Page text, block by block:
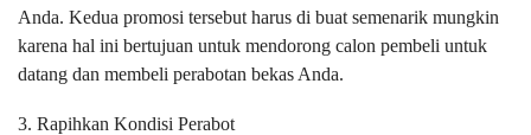
Anda. Kedua promosi tersebut harus di buat semenarik mungkin
karena hal ini bertujuan untuk mendorong calon pembeli untuk
datang dan membeli perabotan bekas Anda.
3. Rapihkan Kondisi Perabot